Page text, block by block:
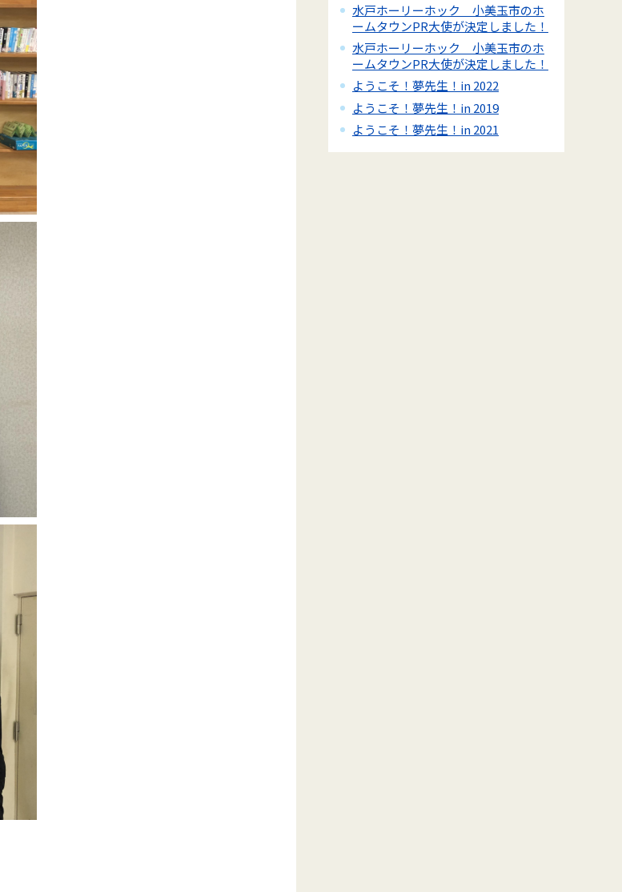
水戸ホーリーホック 小美玉市のホ
ームタウンPR大使が決定しました！
水戸ホーリーホック 小美玉市のホ
ームタウンPR大使が決定しました！
ようこそ！夢先生！in 2022
ようこそ！夢先生！in 2019
ようこそ！夢先生！in 2021